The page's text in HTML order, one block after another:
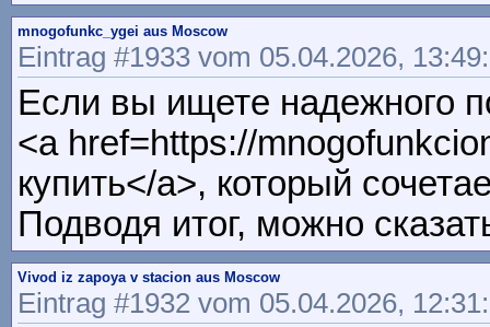
mnogofunkc_ygei aus Moscow
Eintrag #1933 vom 05.04.2026,
Если вы ищете надежного
<a href=https://
купить</a>, который
Подводя итог, можно
Vivod iz zapoya v stacion aus Moscow
Eintrag #1932 vom 05.04.2026,